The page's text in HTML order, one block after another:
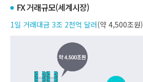
FX 거래규모(세계시장)
1일 거래대금 3조 2천억 달러(약 4,500조원)